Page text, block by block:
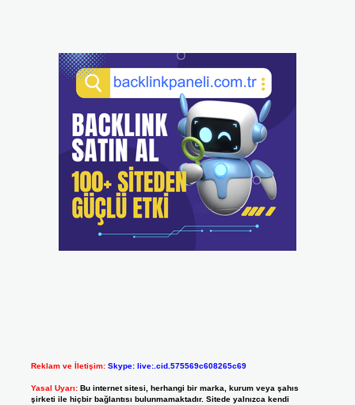
Reklam ve İletişim: Skype: live:.cid.575569c608265c69
Yasal Uyarı: Bu internet sitesi, herhangi bir marka, kurum veya şahıs
şirketi ile hiçbir bağlantısı bulunmamaktadır. Sitede yalnızca kendi